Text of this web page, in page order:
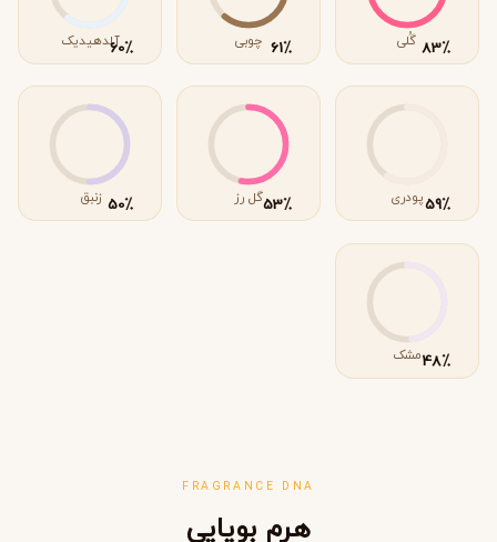
٪83 گُلی ٪61 چوبی ٪60آلدهیدیک
٪59پودری ٪53گل رز ٪50 زنبق
٪48مشک
FRAGRANCE DNA
هرم بویایی